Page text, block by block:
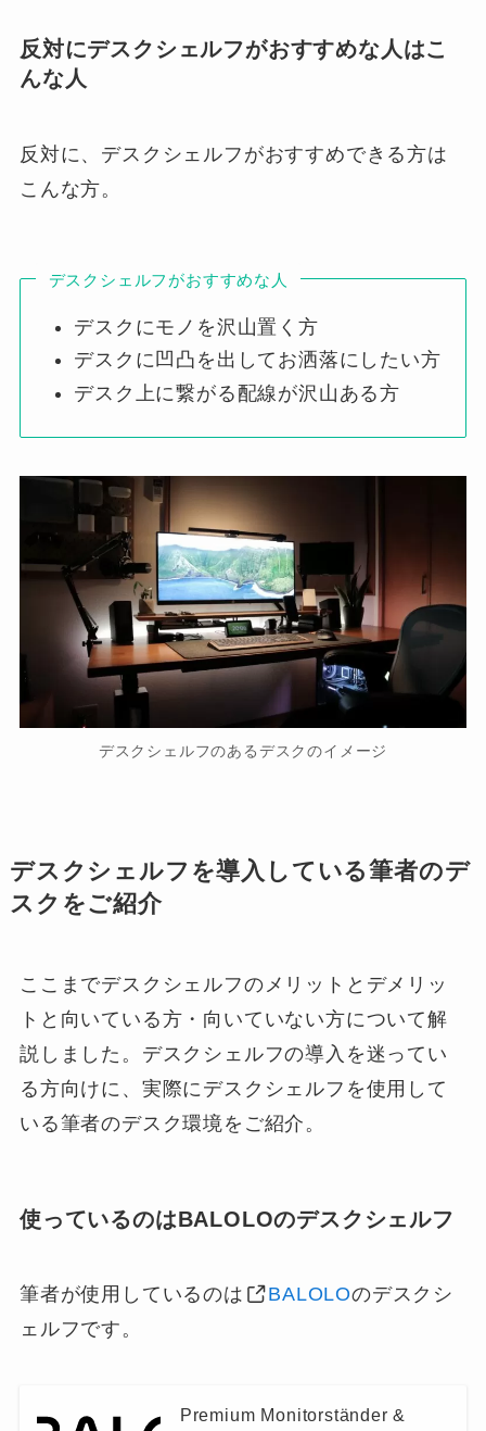
反対にデスクシェルフがおすすめな人はこ
んな人
反対に、デスクシェルフがおすすめできる方は
こんな方。
デスクシェルフがおすすめな人
デスクにモノを沢山置く方
デスクに凹凸を出してお洒落にしたい方
デスク上に繋がる配線が沢山ある方
デスクシェルフのあるデスクのイメージ
デスクシェルフを導入している筆者のデ
スクをご紹介
ここまでデスクシェルフのメリットとデメリッ
トと向いている方・向いていない方について解
説しました。デスクシェルフの導入を迷ってい
る方向けに、実際にデスクシェルフを使用して
いる筆者のデスク環境をご紹介。
使っているのはBALOLOのデスクシェルフ
筆者が使用しているのは BALOLOのデスクシ
ェルフです。
Premium Monitorständer &